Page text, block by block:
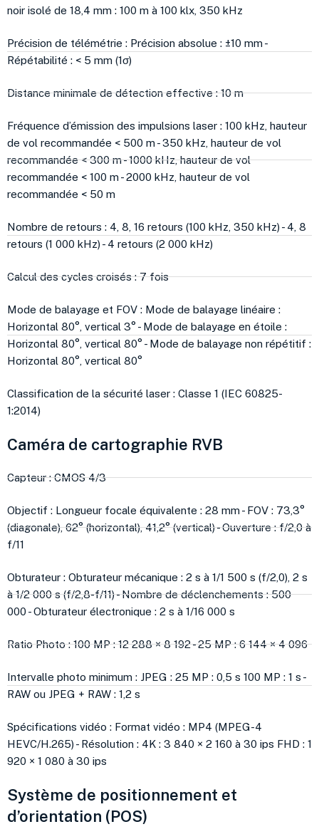
noir isolé de 18,4 mm : 100 m à 100 klx, 350 kHz
Précision de télémétrie : Précision absolue : ±10 mm -
Répétabilité : < 5 mm (1σ)
Distance minimale de détection effective : 10 m
Fréquence d’émission des impulsions laser : 100 kHz, hauteur
de vol recommandée < 500 m - 350 kHz, hauteur de vol
recommandée < 300 m - 1000 kHz, hauteur de vol
recommandée < 100 m - 2000 kHz, hauteur de vol
recommandée < 50 m
Nombre de retours : 4, 8, 16 retours (100 kHz, 350 kHz) - 4, 8
retours (1 000 kHz) - 4 retours (2 000 kHz)
Calcul des cycles croisés : 7 fois
Mode de balayage et FOV : Mode de balayage linéaire :
Horizontal 80°, vertical 3° - Mode de balayage en étoile :
Horizontal 80°, vertical 80° - Mode de balayage non répétitif :
Horizontal 80°, vertical 80°
Classification de la sécurité laser : Classe 1 (IEC 60825-
1:2014)
Caméra de cartographie RVB
Capteur : CMOS 4/3
Objectif : Longueur focale équivalente : 28 mm - FOV : 73,3°
(diagonale), 62° (horizontal), 41,2° (vertical) - Ouverture : f/2,0 à
f/11
Obturateur : Obturateur mécanique : 2 s à 1/1 500 s (f/2,0), 2 s
à 1/2 000 s (f/2,8-f/11) - Nombre de déclenchements : 500
000 - Obturateur électronique : 2 s à 1/16 000 s
Ratio Photo : 100 MP : 12 288 × 8 192 - 25 MP : 6 144 × 4 096
Intervalle photo minimum : JPEG : 25 MP : 0,5 s 100 MP : 1 s -
RAW ou JPEG + RAW : 1,2 s
Spécifications vidéo : Format vidéo : MP4 (MPEG-4
HEVC/H.265) - Résolution : 4K : 3 840 × 2 160 à 30 ips FHD : 1
920 × 1 080 à 30 ips
Système de positionnement et
d’orientation (POS)